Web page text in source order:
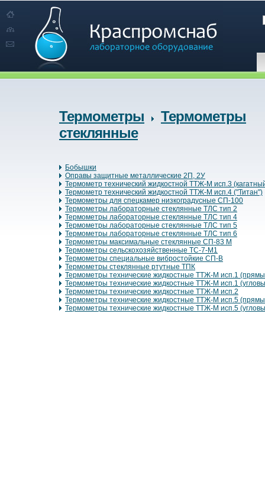
Термометры
Термометры
стеклянные
Бобышки
Оправы защитные металлические 2П, 2У
Термометр технический жидкостной ТТЖ-М исп.3
Термометр технический жидкостной ТТЖ-М исп.4 ("Титан")
Термометры для спецкамер низкоградусные СП-100
Термометры лабораторные стеклянные ТЛС тип 2
Термометры лабораторные стеклянные ТЛС тип 4
Термометры лабораторные стеклянные ТЛС тип 5
Термометры лабораторные стеклянные ТЛС тип 6
Термометры максимальные стеклянные СП-83 М
Термометры сельскохозяйственные ТС-7-М1
Термометры специальные вибростойкие СП-В
Термометры стеклянные ртутные ТПК
Термометры технические жидкостные ТТЖ-М исп.1
Термометры технические жидкостные ТТЖ-М исп.1
Термометры технические жидкостные ТТЖ-М исп.2
Термометры технические жидкостные ТТЖ-М исп.5
Термометры технические жидкостные ТТЖ-М исп.5